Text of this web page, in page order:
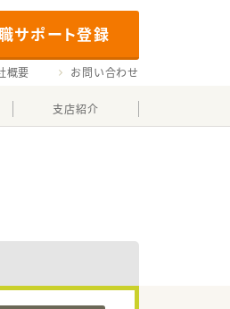
サポート登録
概要 お問い合わせ
支店紹介